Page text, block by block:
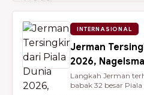
INTERNASIONAL
Jerman
2026,
Langkah Jerman
babak 32 besar